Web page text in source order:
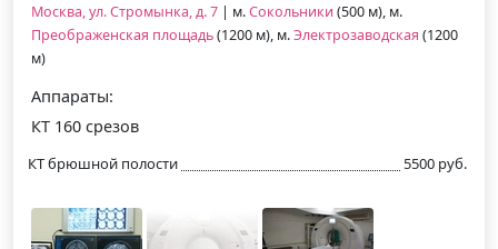
Москва, ул. Стромынка, д. 7 | м.Сокольники (500 м), м.
Преображенская площадь(1200 м), м.Электрозаводская (1200
м)
Аппараты:
КТ 160 срезов
КТ брюшной полости 5500 руб.